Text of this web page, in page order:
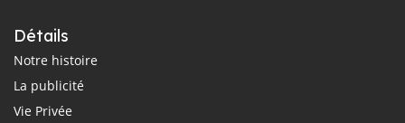
Détails
Notre histoire
La publicité
Vie Privée